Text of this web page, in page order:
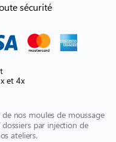
sécurité
et 4x
nos moules de moussage
par injection de
ateliers.